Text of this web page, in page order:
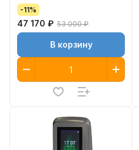
-11%
47 170 ₽ 53 000 ₽
В корзину